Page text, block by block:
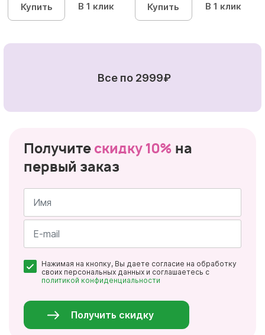
Купить В 1 клик Купить В 1 клик
Все по 2999₽
Получите скидку 10% на
первый заказ
Имя
*
Нажимая на кнопку, Вы даете согласие на обработку
своих персональных данных и соглашаетесь с
политикой конфиденциальности
Получить скидку